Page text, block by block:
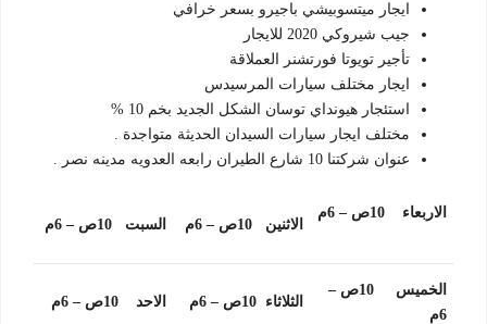
ايجار ميتسوبيشي باجيرو بسعر خرافي
جيب شيروكي 2020 للايجار
تأجير تويوتا فورتشنر العملاقة
ايجار مختلف سيارات المرسيدس
استئجار هيونداي توسان الشكل الجديد بخم 10 %
مختلف ايجار سيارات السيدان الحديثة متواجدة .
عنوان شركتنا 10 شارع الطيران رابعه العدويه مدينه نصر .
الاربعاء 10ص – 6م
الاثنين 10ص – 6م السبت 10ص – 6م
الخميس 10ص –
6م
الثلاثاء 10ص – 6م الاحد 10ص – 6م